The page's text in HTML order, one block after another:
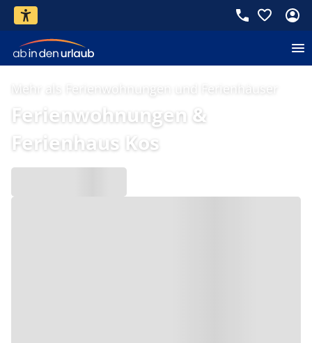
Mehr als Ferienwohnungen und Ferienhäuser
Ferienwohnungen &
Ferienhaus Kos